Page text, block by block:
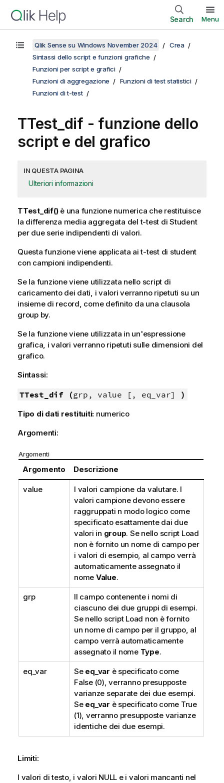
Search Menu
Qlik Sense su Windows November 2024
Crea
Sintassi dello script e funzioni grafiche
Funzioni per script e grafici
Funzioni di aggregazione
Funzioni di test statistici
Funzioni di t-test
TTest_dif - funzione dello
script e del grafico
IN QUESTA PAGINA
Ulteriori informazioni
TTest_dif()è una funzione numerica che restituisce
la differenza media aggregata del t-test di Student
per due serie indipendenti di valori.
Questa funzione viene applicata ai t-test di student
con campioni indipendenti.
Se la funzione viene utilizzata nello script di
caricamento dei dati, i valori verranno ripetuti su un
insieme di record, come definito da una clausola
group by.
Se la funzione viene utilizzata in un'espressione
grafica, i valori verranno ripetuti sulle dimensioni del
grafico.
Sintassi:
TTest_dif (grp, value [, eq_var] )
Tipo di dati restituiti: numerico
Argomenti:
Argomenti
Argomento Descrizione
value
I valori campione da valutare. I
valori campione devono essere
raggruppati n modo logico come
specificato esattamente dai due
valori in group. Se nello script Load
non è fornito un nome di campo per
i valori di esempio, al campo verrà
automaticamente assegnato il
nome Value.
grp
Il campo contenente i nomi di
ciascuno dei due gruppi di esempi.
Se nello script Load non è fornito
un nome di campo per il gruppo, al
campo verrà automaticamente
assegnato il nome Type.
eq_var Se eq_var è specificato come
False(0), verranno presupposte
varianze separate dei due esempi.
Se eq_var è specificato come True
(1), verranno presupposte varianze
identiche dei due esempi.
Limiti:
I valori di testo, i valori NULL e i valori mancanti nel